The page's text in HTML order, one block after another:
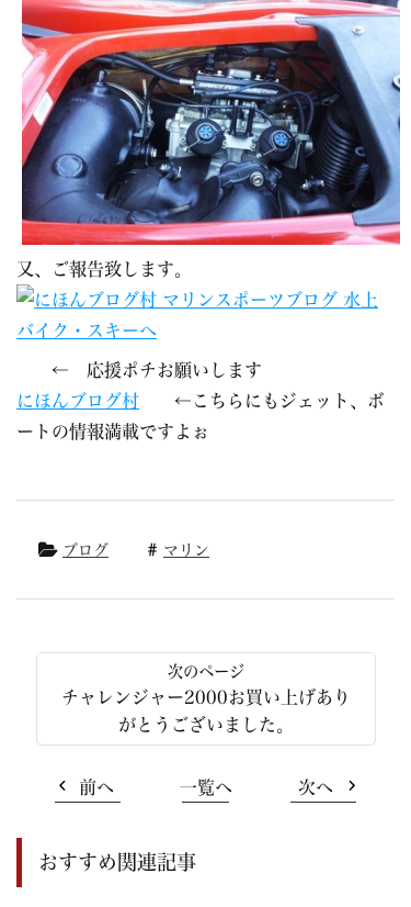
又、ご報告致します。
← 応援ポチお願いします
にほんブログ村 ←こちらにもジェット、ボ
ートの情報満載ですよぉ
ブログ マリン
チャレンジャー2000お買い上げあり
がとうございました。
前へ 一覧へ 次へ
おすすめ関連記事